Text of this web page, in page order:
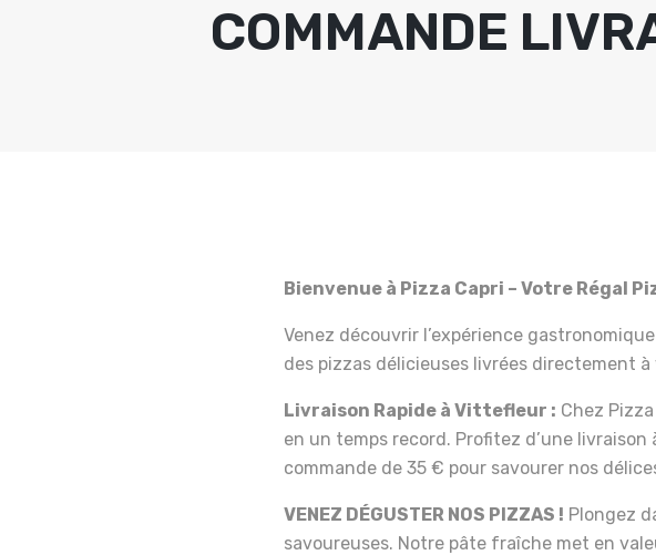
COMMANDE
Bienvenue à Pizza Capri – Votre Régal
Venez découvrir l’expérience
des pizzas délicieuses livrées directement
Livraison Rapide à Vittefleur : Chez
en un temps record. Profitez d’une
commande de 35 € pour savourer nos
VENEZ DÉGUSTER NOS PIZZAS ! Plongez
savoureuses. Notre pâte fraîche met en